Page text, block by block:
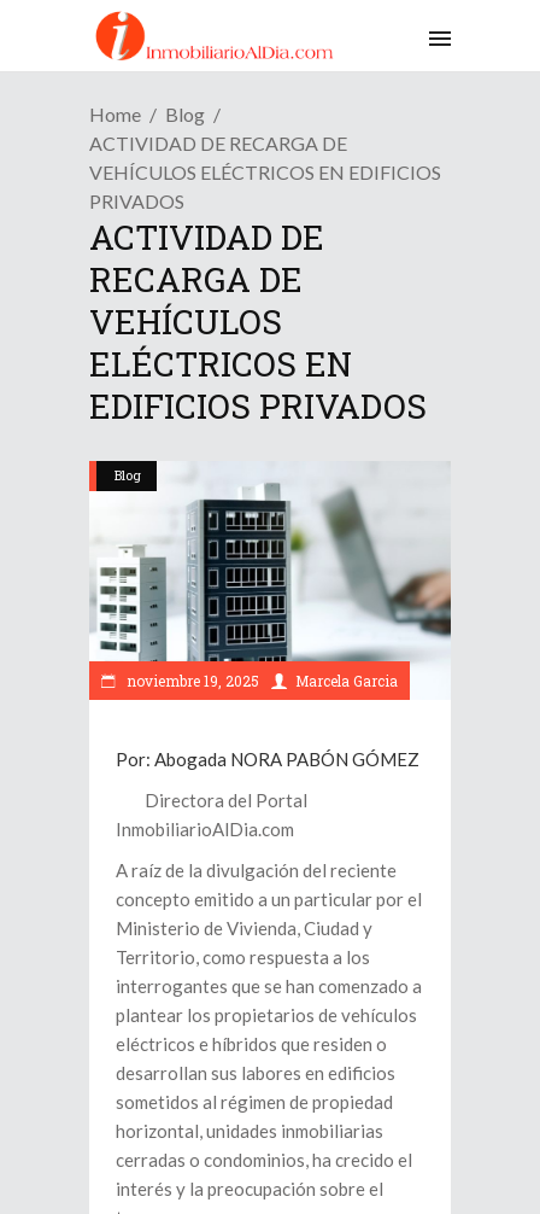
Home
Blog
ACTIVIDAD DE RECARGA DE
VEHÍCULOS ELÉCTRICOS EN EDIFICIOS
PRIVADOS
ACTIVIDAD DE
RECARGA DE
VEHÍCULOS
ELÉCTRICOS EN
EDIFICIOS PRIVADOS
Blog
noviembre 19, 2025 Marcela Garcia
Por: Abogada NORA PABÓN GÓMEZ
Directora del Portal
InmobiliarioAlDia.com
A raíz de la divulgación del reciente
concepto emitido a un particular por el
Ministerio de Vivienda, Ciudad y
Territorio, como respuesta a los
interrogantes que se han comenzado a
plantear los propietarios de vehículos
eléctricos e híbridos que residen o
desarrollan sus labores en edificios
sometidos al régimen de propiedad
horizontal, unidades inmobiliarias
cerradas o condominios, ha crecido el
interés y la preocupación sobre el